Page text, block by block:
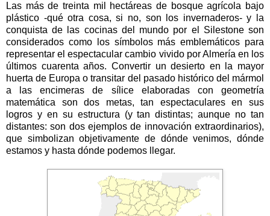
Las más de treinta mil hectáreas de bosque agrícola bajo
plástico -qué otra cosa, si no, son los invernaderos- y la
conquista de las cocinas del mundo por el Silestone son
considerados como los símbolos más emblemáticos para
representar el espectacular cambio vivido por Almería en los
últimos cuarenta años. Convertir un desierto en la mayor
huerta de Europa o transitar del pasado histórico del mármol
a las encimeras de sílice elaboradas con geometría
matemática son dos metas, tan espectaculares en sus
logros y en su estructura (y tan distintas; aunque no tan
distantes: son dos ejemplos de innovación extraordinarios),
que simbolizan objetivamente de dónde venimos, dónde
estamos y hasta dónde podemos llegar.